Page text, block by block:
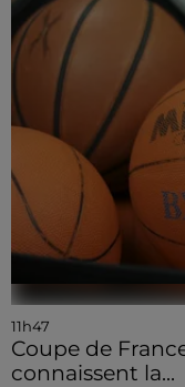
11h47
Coupe de
connaissent la...